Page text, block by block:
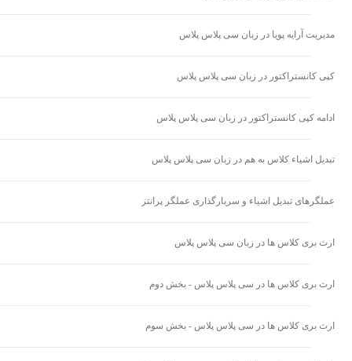
مدیریت آرایه پویا در زبان سی پلاس پلاس
کپی کانستراکتور در زبان سی پلاس پلاس
ادامه کپی کانستراکتور در زبان سی پلاس پلاس
تبدیل اشیاء کلاس به هم در زبان سی پلاس پلاس
عملگرهای تبدیل اشیاء و سربارگذاری عملگر پرانتز
ارث بری کلاس ها در زبان سی پلاس پلاس
ارث بری کلاس ها در سی پلاس پلاس - بخش دوم
ارث بری کلاس ها در سی پلاس پلاس - بخش سوم